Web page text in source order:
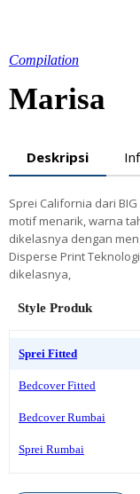
Compilation
Marisa
Deskripsi
Sprei California dari
motif menarik, warna
dikelasnya dengan
Disperse Print
dikelasnya,
Style Produk
Sprei Fitted
Bedcover Fitted
Bedcover Rumbai
Sprei Rumbai